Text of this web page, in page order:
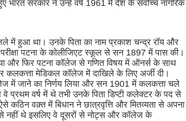
सरकार ने उन्हें वर्ष 1961 में देश के सर्वोच्च नागरिक
में हुआ था। उनके पिता का नाम प्रकाश चन्द्र रॉय और
पटना के कोलीजिएट स्कूल से सन 1897 में पास की।
और फिर पटना कॉलेज से गणित विषय में ऑनर्स के साथ
कलकत्ता मेडिकल कॉलेज में दाखिले के लिए अर्जी दी।
में जाने का निर्णय लिया और सन 1901 में कलकत्ता चले
वर्ष में थे तभी उनके पिता डिप्टी कलेक्टर के पद से
कठिन वक़्त में बिधान ने छात्रवृत्ति और मितव्यता से अपना
नहीं थे इसलिए वे दूसरों से नोट्स और कॉलेज के